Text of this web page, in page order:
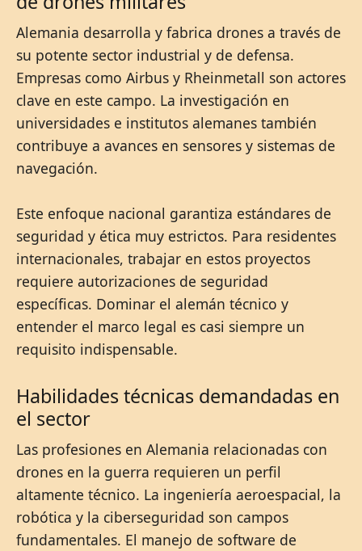
Alemania desarrolla y fabrica drones a través de
su potente sector industrial y de defensa.
Empresas como Airbus y Rheinmetall son actores
clave en este campo. La investigación en
universidades e institutos alemanes también
contribuye a avances en sensores y sistemas de
navegación.
Este enfoque nacional garantiza estándares de
seguridad y ética muy estrictos. Para residentes
internacionales, trabajar en estos proyectos
requiere autorizaciones de seguridad
específicas. Dominar el alemán técnico y
entender el marco legal es casi siempre un
requisito indispensable.
Habilidades técnicas demandadas en
el sector
Las profesiones en Alemania relacionadas con
drones en la guerra requieren un perfil
altamente técnico. La ingeniería aeroespacial, la
robótica y la ciberseguridad son campos
fundamentales. El manejo de software de